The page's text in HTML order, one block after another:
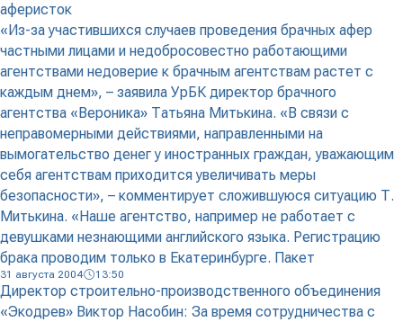
аферисток
«Из-за участившихся случаев проведения брачных афер
частными лицами и недобросовестно работающими
агентствами недоверие к брачным агентствам растет с
каждым днем», – заявила УрБК директор брачного
агентства «Вероника» Татьяна Митькина. «В связи с
неправомерными действиями, направленными на
вымогательство денег у иностранных граждан, уважающим
себя агентствам приходится увеличивать меры
безопасности», – комментирует сложившуюся ситуацию Т.
Митькина. «Наше агентство, например не работает с
девушками незнающими английского языка. Регистрацию
брака проводим только в Екатеринбурге. Пакет
31 августа 2004 13:50
Директор строительно-производственного объединения
«Экодрев» Виктор Насобин: За время сотрудничества с